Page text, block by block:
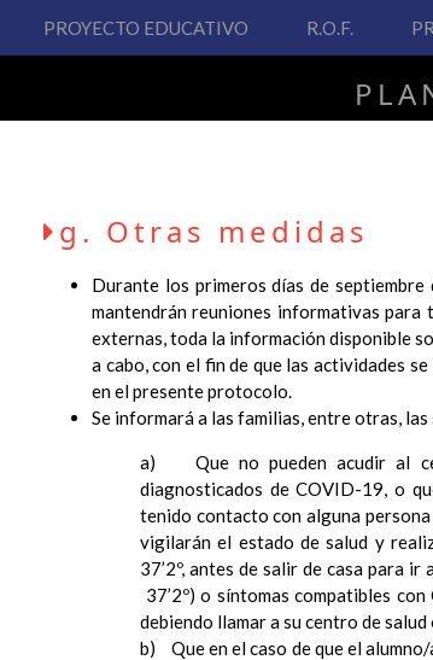
PROYECTO EDUCATIVO R.O.F.
La entrada en vigor del Real Decreto 126/
Educación Primaria, se ha hecho necesario la
cual usted podrá consultar desde este sitio web.
Esperamos que sea de su interés.
IntroducciÃ³n
AnÃ¡lisis del Contexto
Proyecto Educativo
Marco Normativo
g. Otras medidas
Durante los primeros días de
mantendrán reuniones informativas para
externas, toda la información disponible
a cabo, con el fin de que las actividades
en el presente protocolo.
Se informará a las familias, entre otras,
a) Que no pueden acudir al
diagnosticados de COVID-19, o
tenido contacto con alguna
vigilarán el estado de salud y
37’2º, antes de salir de casa para
37’2º) o síntomas compatibles
debiendo llamar a su centro de
b) Que en el caso de que el